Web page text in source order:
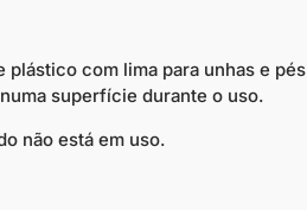
plástico com lima para unhas e pés
superfície durante o uso.
não está em uso.